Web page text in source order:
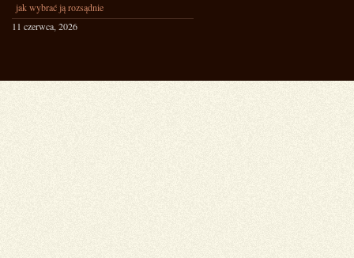
jak wybrać ją rozsądnie
11 czerwca, 2026